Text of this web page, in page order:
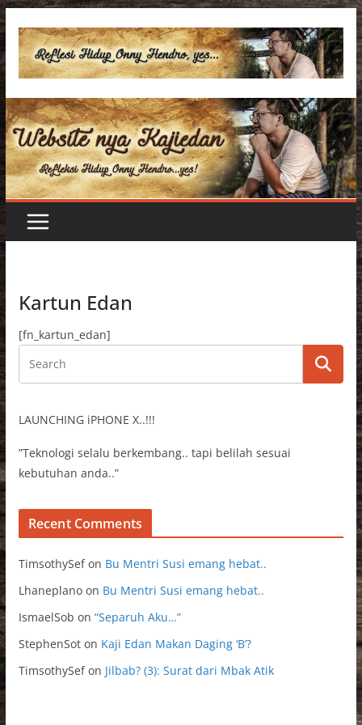
Skip
content
Kartun Edan
[fn_kartun_edan]
LAUNCHING iPHONE X..!!!
”Teknologi selalu berkembang.. tapi belilah sesuai
kebutuhan anda..”
Recent Comments
TimsothySefon Bu Mentri Susi emang hebat..
Lhaneplanoon Bu Mentri Susi emang hebat..
IsmaelSob on “Separuh Aku…”
StephenSoton Kaji Edan Makan Daging ‘B’?
TimsothySefon Jilbab? (3): Surat dari Mbak Atik